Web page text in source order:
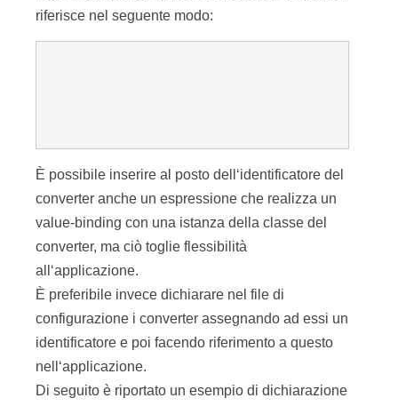
riferisce nel seguente modo:
È possibile inserire al posto dell‘identificatore del
converter anche un espressione che realizza un
value-binding con una istanza della classe del
converter, ma ciò toglie flessibilità
all‘applicazione.
È preferibile invece dichiarare nel file di
configurazione i converter assegnando ad essi un
identificatore e poi facendo riferimento a questo
nell‘applicazione.
Di seguito è riportato un esempio di dichiarazione